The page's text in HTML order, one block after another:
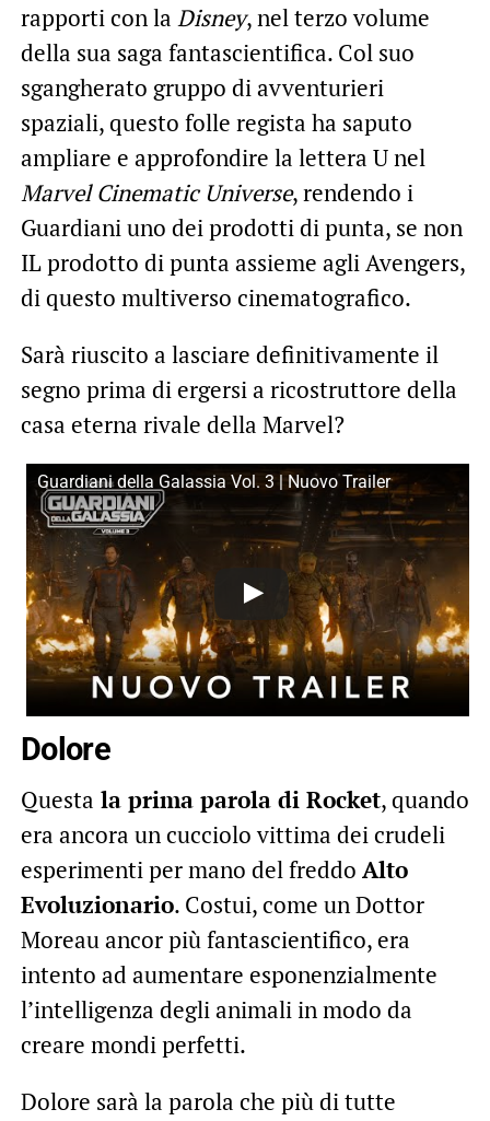
rapporti con la Disney, nel terzo volume
della sua saga fantascientifica. Col suo
sgangherato gruppo di avventurieri
spaziali, questo folle regista ha saputo
ampliare e approfondire la lettera U nel
Marvel Cinematic Universe, rendendo i
Guardiani uno dei prodotti di punta, se non
IL prodotto di punta assieme agli Avengers,
di questo multiverso cinematografico.
Sarà riuscito a lasciare definitivamente il
segno prima di ergersi a ricostruttore della
casa eterna rivale della Marvel?
Guardiani della Galassia Vol. 3 | Nuovo Trailer
Dolore
Questa la prima parola di Rocket, quando
era ancora un cucciolo vittima dei crudeli
esperimenti per mano del freddo Alto
Evoluzionario. Costui, come un Dottor
Moreau ancor più fantascientifico, era
intento ad aumentare esponenzialmente
l’intelligenza degli animali in modo da
creare mondi perfetti.
Dolore sarà la parola che più di tutte